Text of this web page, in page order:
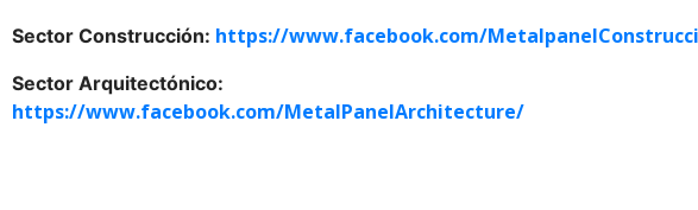
Sector Construcción: https://www.facebook.com/
Sector Arquitectónico:
https://www.facebook.com/MetalPanelArchitecture/